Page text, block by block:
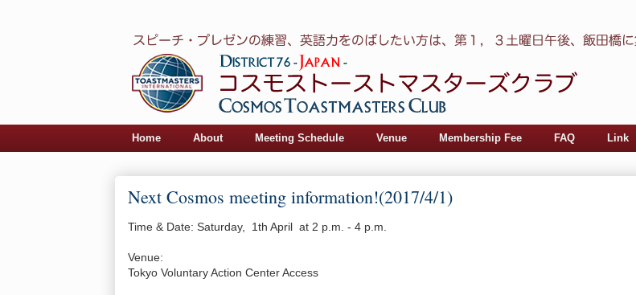
Home About Meeting Schedule Venue Membership Fee FAQ Link
Next Cosmos meeting information!(2017/4/1)
Time & Date: Saturday, 1th April at 2 p.m. - 4 p.m.
Venue:
Tokyo Voluntary Action Center Access